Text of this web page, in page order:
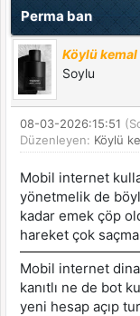
Perma ban
Köylü kemal
Soylu
08-03-2026:15:51
Düzenleyen: Köylü
Mobil internet
yönetmelik de
kadar emek çöp
hareket çok saçma
Mobil internet
kanıtlı ne de bot
yeni hesap açıp